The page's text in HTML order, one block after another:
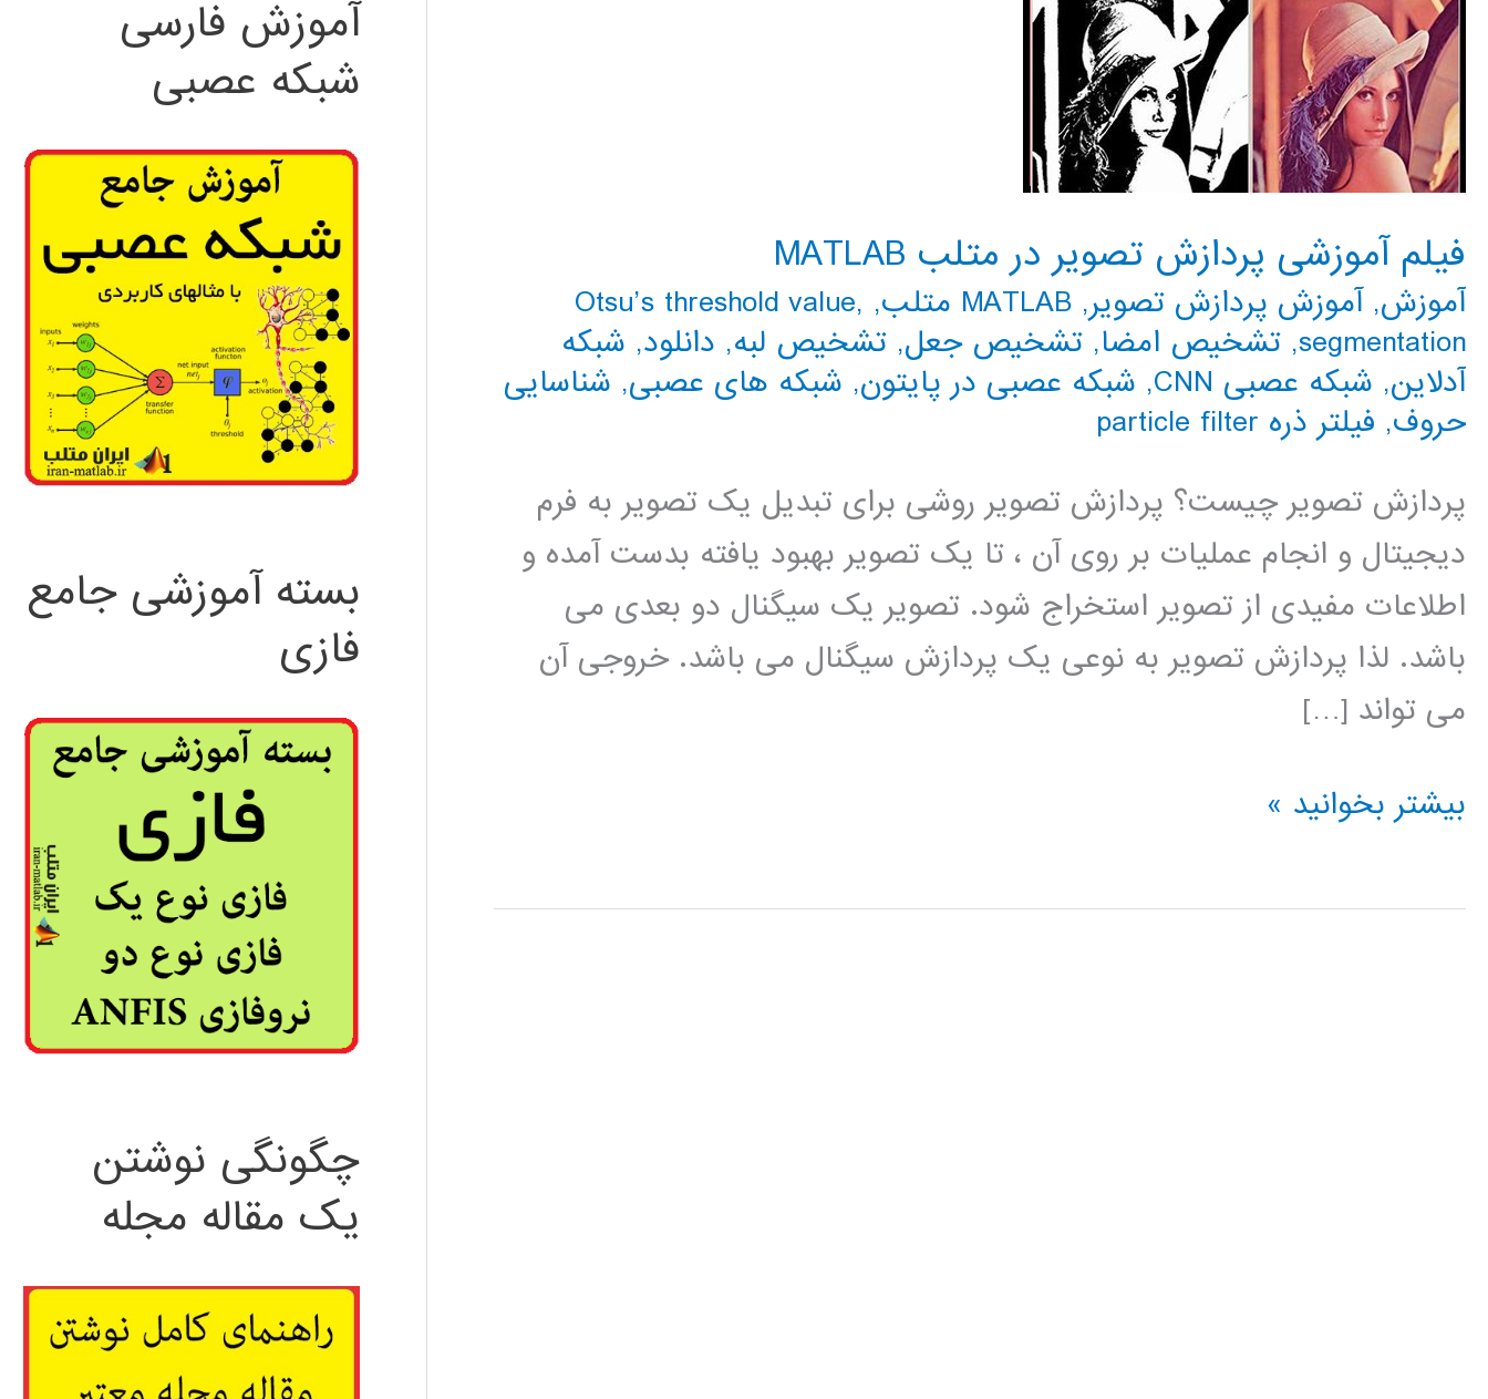
فیلم آموزشی پردازش تصویر در متلب MATLAB
آموزش,آموزش پردازش تصویر, MATLAB متلب ,
Otsu’s threshold value,
segmentation
, تشخیص امضا, تشخیص جعل, تشخیص لبه, دانلود, شبکه
آدلاین, شبکه عصبی CNN , شبکه عصبی در پایتون, شبکه های عصبی, شناسایی
حروف, فیلتر ذره particle filter
پردازش تصویر چیست؟ پردازش تصویر روشی برای تبدیل یک تصویر به فرم
دیجیتال و انجام عملیات بر روی آن ، تا یک تصویر بهبود یافته بدست آمده و
اطلاعات مفیدی از تصویر استخراج شود. تصویر یک سیگنال دو بعدی می
باشد. لذا پردازش تصویر به نوعی یک پردازش سیگنال می باشد. خروجی آن
می تواند […]
فیلم
پردازش
بیشتر بخوانید »
آموزش فارسی
شبکه عصبی
بسته آموزشی جامع
فازی
چگونگی نوشتن
یک مقاله مجله